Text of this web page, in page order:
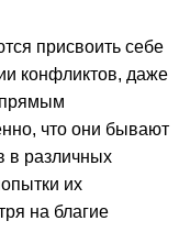
присвоить себе
конфликтов, даже
что они бывают
в различных
их
на благие